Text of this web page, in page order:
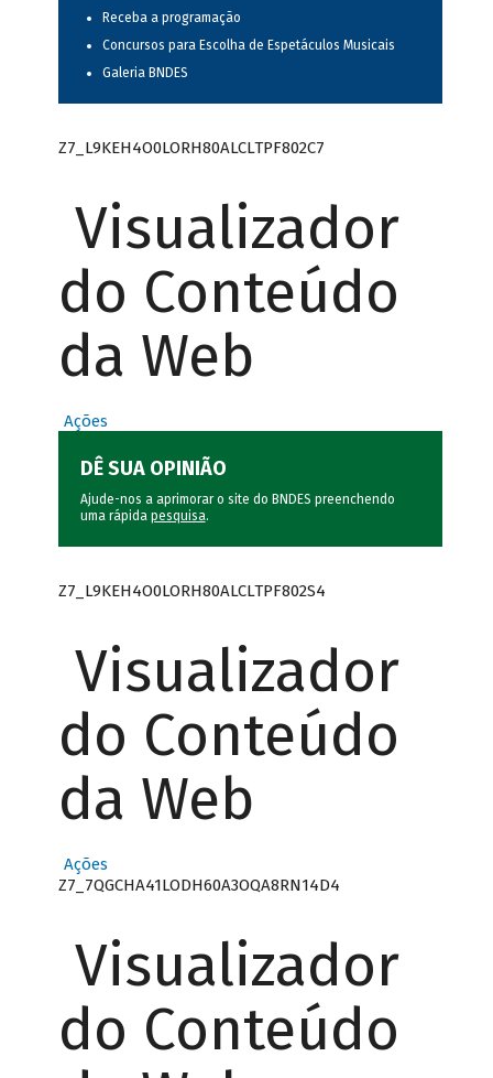
Receba a programação
Concursos para Escolha de Espetáculos Musicais
Galeria BNDES
Z7_L9KEH4O0LORH80ALCLTPF802C7
Visualizador
do Conteúdo
da Web
Ações
DÊ SUA OPINIÃO
Ajude-nos a aprimorar o site do BNDES preenchendo
uma rápida pesquisa.
Z7_L9KEH4O0LORH80ALCLTPF802S4
Visualizador
do Conteúdo
da Web
Ações
Z7_7QGCHA41LODH60A3OQA8RN14D4
Visualizador
do Conteúdo